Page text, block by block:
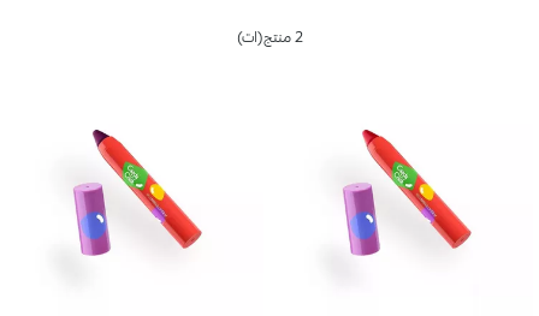
2 منتج(ات)